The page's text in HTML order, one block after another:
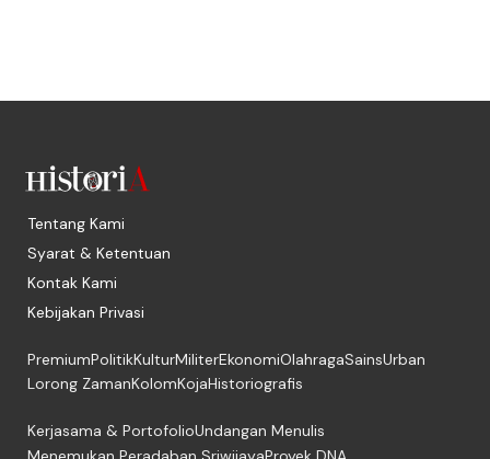
Tentang Kami
Syarat & Ketentuan
Kontak Kami
Kebijakan Privasi
PremiumPolitikKulturMiliterEkonomiOlahragaSainsUrban
Lorong ZamanKolomKojaHistoriografis
Kerjasama & PortofolioUndangan Menulis